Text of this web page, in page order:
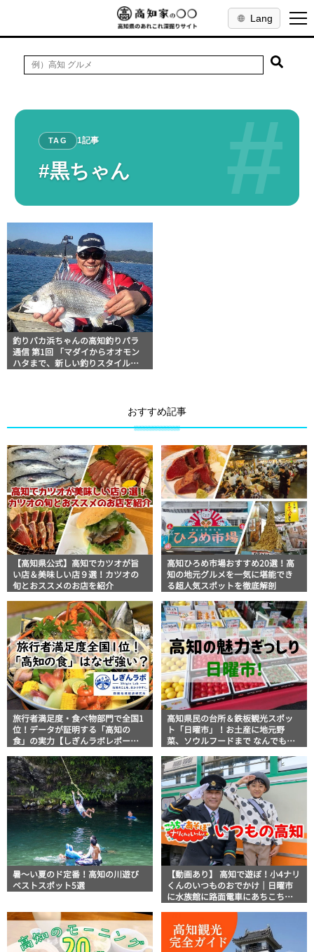
Lang
#
TAG 1記事
#黒ちゃん
釣りバカ浜ちゃんの高知釣りパラ
通信 第1回 「マダイからオオモン
ハタまで、新しい釣りスタイル
おすすめ記事
【高知県公式】高知でカツオが旨
い店＆美味しい店９選！カツオの
旬とおススメのお店を紹介
高知ひろめ市場おすすめ20選！高
知の地元グルメを一気に堪能でき
る超人気スポットを徹底解剖
旅行者満足度・食べ物部門で全国1
位！データが証明する「高知の
食」の実力【しぎんラボレポー
高知県民の台所＆鉄板観光スポッ
ト「日曜市」！お土産に地元野
菜、ソウルフードまで なんでもそ
説！
暑～い夏のド定番！高知の川遊び
ベストスポット5選
【動画あり】 高知で遊ぼ！小4ナリ
くんのいつものおでかけ｜日曜市
に水族館に路面電車にあちこち巡